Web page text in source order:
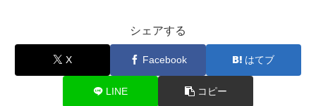
シェアする
X Facebook はてブ
LINE コピー